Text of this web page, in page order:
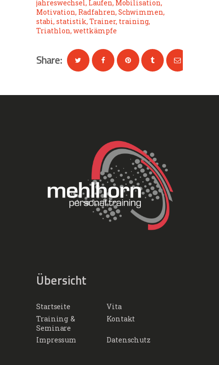
jahreswechsel, Laufen, Mobilisation,
Motivation, Radfahren, Schwimmen,
stabi, statistik, Trainer, training,
Triathlon, wettkämpfe
Share:
Übersicht
Startseite
Vita
Training &
Seminare
Kontakt
Impressum Datenschutz